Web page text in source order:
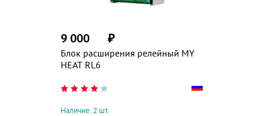
Блок расширения релейный MY
HEAT RL6
9 000 ₽
Наличие: 2 шт.